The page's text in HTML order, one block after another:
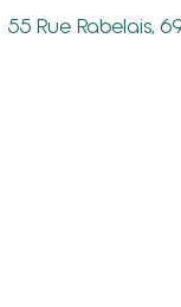
55 Rue Rabelais,